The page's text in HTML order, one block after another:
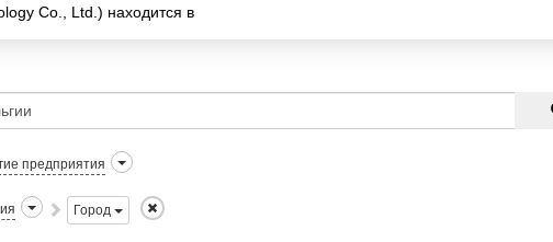
Co., Ltd.) находится в
предприятия
Город